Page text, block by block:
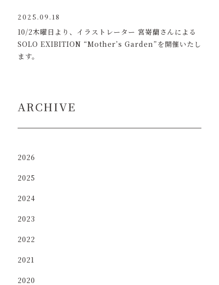
2025.09.18
10/2木曜日より、イラストレーター 宮嵜蘭さんによる
SOLO EXIBITION “Mother’s Garden”を開催いたし
ます。
ARCHIVE
2026
2025
2024
2023
2022
2021
2020